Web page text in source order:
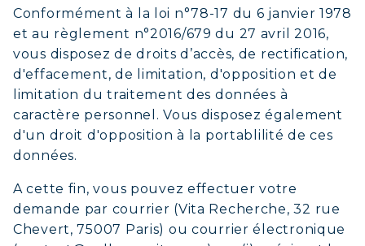
Conformément à la loi n°78-17 du 6 janvier 1978
et au règlement n°2016/679 du 27 avril 2016,
vous disposez de droits d’accès, de rectification,
d'effacement, de limitation, d'opposition et de
limitation du traitement des données à
caractère personnel. Vous disposez également
d'un droit d'opposition à la portablilité de ces
données.
A cette fin, vous pouvez effectuer votre
demande par courrier (Vita Recherche, 32 rue
Chevert, 75007 Paris) ou courrier électronique